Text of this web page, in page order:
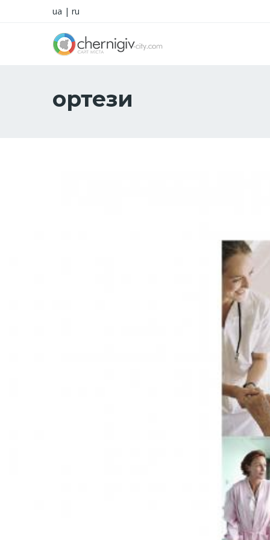
ua | ru
ортези